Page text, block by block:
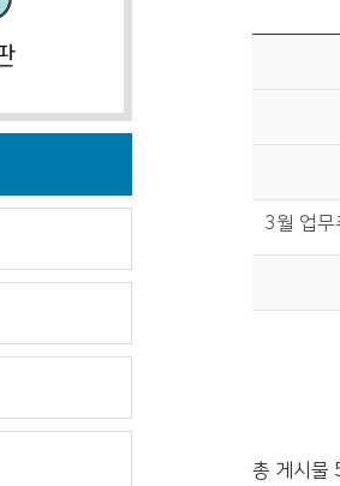
3월 업무
총 게시물